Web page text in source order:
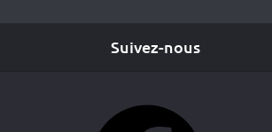
Suivez-nous